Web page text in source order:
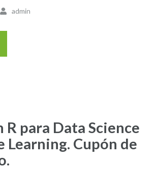
admin
R para Data Science
Learning. Cupón de